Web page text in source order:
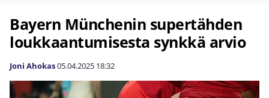
Bayern Münchenin supertähden
loukkaantumisesta synkkä arvio
Joni Ahokas05.04.2025 18:32